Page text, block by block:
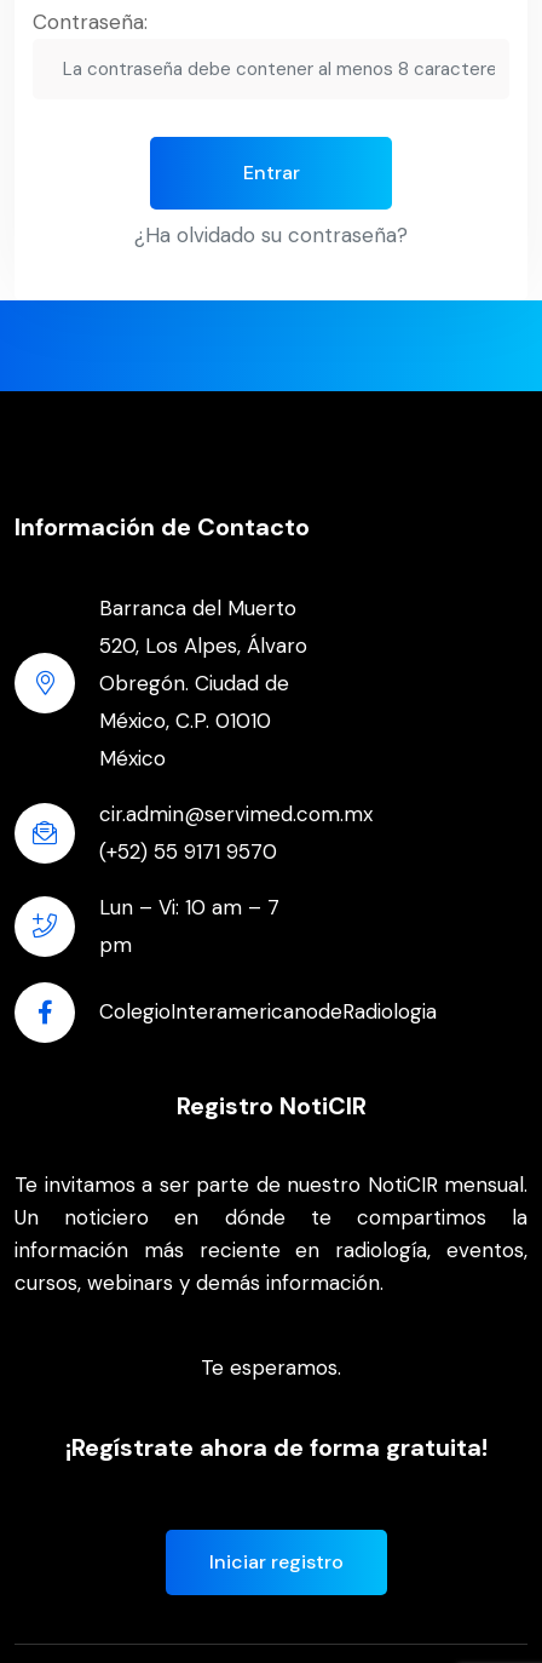
Contraseña:
Entrar
¿Ha olvidado su contraseña?
Información de Contacto
Barranca del Muerto
520, Los Alpes, Álvaro
Obregón. Ciudad de
México, C.P. 01010
México
cir.admin@servimed.com.mx
(+52) 55 9171 9570
Lun – Vi: 10 am – 7
pm
ColegioInteramericanodeRadiologia
Registro NotiCIR
Te invitamos a ser parte de nuestro NotiCIR mensual.
Un noticiero en dónde te compartimos la
información más reciente en radiología, eventos,
cursos, webinars y demás información.
Te esperamos.
¡Regístrate ahora de forma gratuita!
Iniciar registro